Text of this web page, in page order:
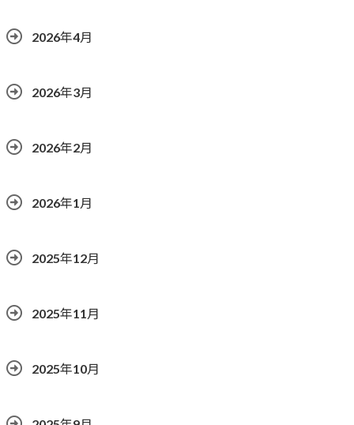
2026年4月
2026年3月
2026年2月
2026年1月
2025年12月
2025年11月
2025年10月